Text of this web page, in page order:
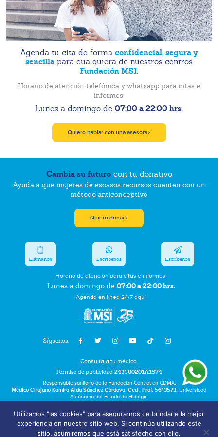
Agenda tu cita de forma confidencial, segura y
sencilla para cualquiera de nuestros centros
Fundación MSI.
Horario de atención telefónica y whatsapp para citas e
informes:
Lunes a domingo de 07:00 a 22:00 hrs.
Quiero hablar con una asesora
Cambia su futurocon tu donativo
Ayuda a que mujeres de escasos recursos cuenten con un
método anticonceptivo
Quiero donar
Síguenos:
Horario de atención para citas e informes:
Lunes a domingo de 07:00 a 22:00 hrs.
Agenda en línea 24/7 aquí
Llámanos Escríbenos Escríbenos
Consulta a tu médico.
Permiso de publicidad 243300201A1574
Responsable sanitario de la Fundación Central en CDMX:
Médico Cirujano Kamira Aída Sánchez Córdova. Ced . Prof. 5613573. Universidad
Autónoma del Estado de Hidalgo.
Términos y Condiciones
Bolsa de Trabajo
Utilizamos "las cookies" para asegurarnos de brindarle la mejor
experiencia en nuestro sitio web. Si continúa utilizando este
sitio, asumiremos que está satisfecho con ello.